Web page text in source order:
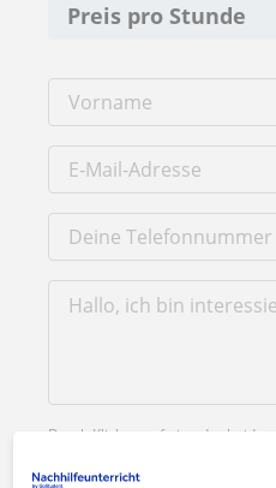
Preis pro Stunde
Durch Klicken auf eine der beiden